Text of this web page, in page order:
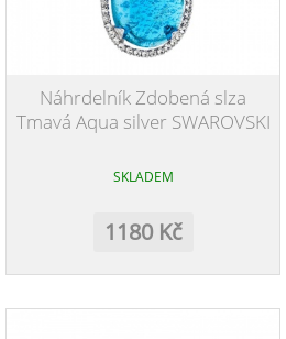
Náhrdelník Zdobená slza
Tmavá Aqua silver SWAROVSKI
SKLADEM
1180 Kč